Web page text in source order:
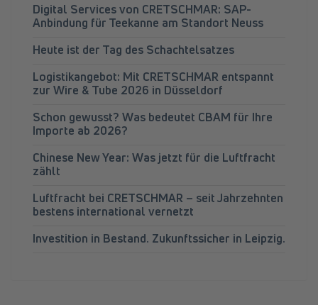
Digital Services von CRETSCHMAR: SAP-
Anbindung für Teekanne am Standort Neuss
Heute ist der Tag des Schachtelsatzes
Logistikangebot: Mit CRETSCHMAR entspannt
zur Wire & Tube 2026 in Düsseldorf
Schon gewusst? Was bedeutet CBAM für Ihre
Importe ab 2026?
Chinese New Year: Was jetzt für die Luftfracht
zählt
Luftfracht bei CRETSCHMAR – seit Jahrzehnten
bestens international vernetzt
Investition in Bestand. Zukunftssicher in Leipzig.